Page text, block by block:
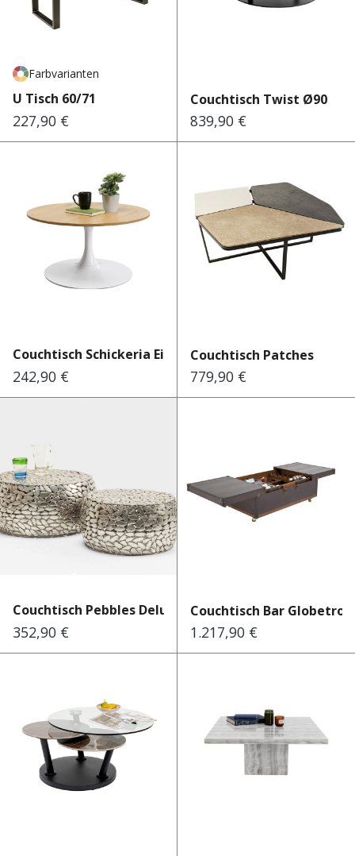
Farbvarianten
U Tisch 60/71
Regulärer Preis:
227,90 €
Couchtisch Twist Ø90
Regulärer Preis:
839,90 €
Couchtisch Schickeria Eiche...
Regulärer Preis:
242,90 €
Couchtisch Patches
Regulärer Preis:
779,90 €
Couchtisch Pebbles Deluxe S...
Regulärer Preis:
352,90 €
Couchtisch Bar
Regulärer Preis:
1.217,90 €